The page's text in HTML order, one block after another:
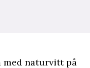
med naturvitt på